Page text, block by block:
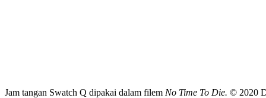
Jam tangan Swatch Q dipakai dalam filem No Time To Die. © 2020